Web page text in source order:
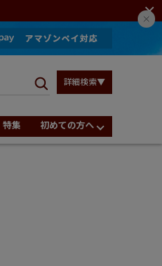
詳細検索▼
特集 初めての方へ